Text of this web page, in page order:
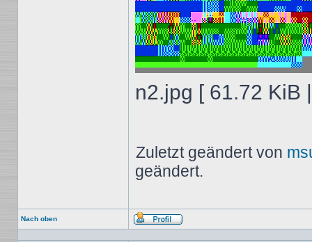
n2.jpg [ 61.72 KiB
Zuletzt geändert von
geändert.
Nach oben
Profil